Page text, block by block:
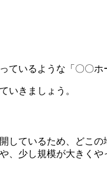
ているような「〇〇
いきましょう。
しているため、どこの
、少し規模が大きく